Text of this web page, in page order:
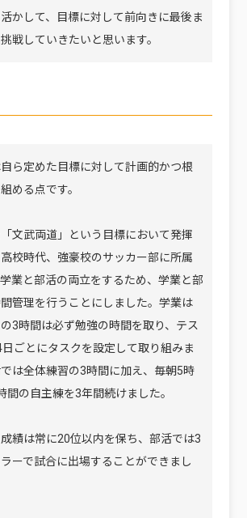
かして、目標に対して前向きに最後ま
戦していきたいと思います。
ら定めた目標に対して計画的かつ根
める点です。
文武両道」という目標において発揮
校時代、強豪校のサッカー部に所属
業と部活の両立をするため、学業と部
管理を行うことにしました。学業は
3時間は必ず勉強の時間を取り、テス
日ごとにタスクを設定して取り組みま
は全体練習の3時間に加え、毎朝5時
間の自主練を3年間続けました。
績は常に20位以内を保ち、部活では3
ーで試合に出場することができまし